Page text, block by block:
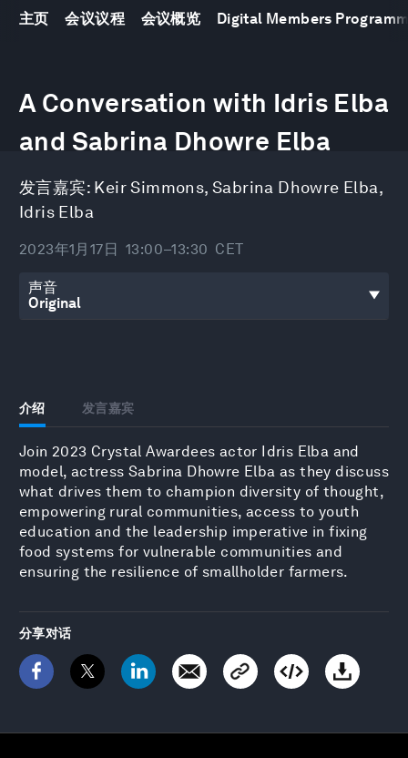
主页 会议议程 会议概览 Digital Members
A Conversation with Idris Elba
and Sabrina Dhowre Elba
发言嘉宾: Keir Simmons,Sabrina Dhowre Elba,
Idris Elba
2023年1月17日 13:00–13:30 CET
声音
介绍 发言嘉宾
Join 2023 Crystal Awardees actor Idris Elba and
model, actress Sabrina Dhowre Elba as they discuss
what drives them to champion diversity of thought,
empowering rural communities, access to youth
education and the leadership imperative in fixing
food systems for vulnerable communities and
ensuring the resilience of smallholder farmers.
分享对话
of
minutes,
15